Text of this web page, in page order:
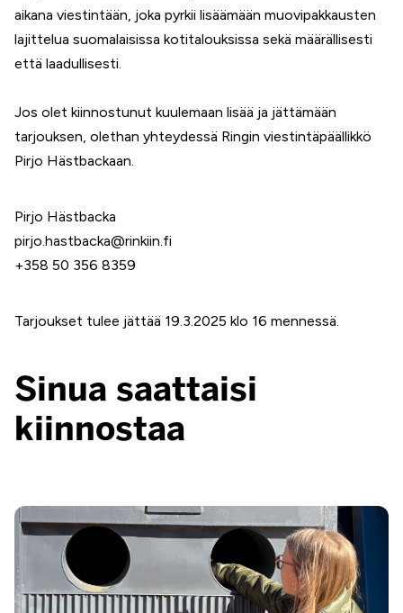
aikana viestintään, joka pyrkii lisäämään muovipakkausten
lajittelua suomalaisissa kotitalouksissa sekä määrällisesti
että laadullisesti.
Jos olet kiinnostunut kuulemaan lisää ja jättämään
tarjouksen, olethan yhteydessä Ringin viestintäpäällikkö
Pirjo Hästbackaan.
Pirjo Hästbacka
pirjo.hastbacka@rinkiin.fi
+358 50 356 8359
Tarjoukset tulee jättää 19.3.2025 klo 16 mennessä.
Sinua saattaisi
kiinnostaa